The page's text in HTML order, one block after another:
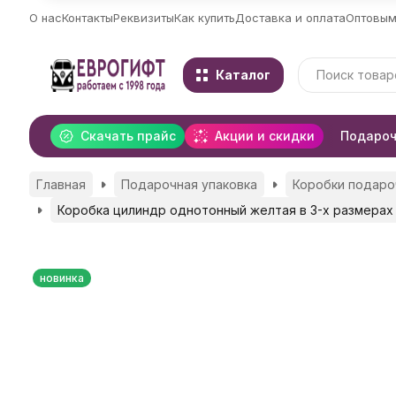
О насКонтактыРеквизитыКак купитьДоставка и оплата
Каталог
Скачать прайс Акции и скидки
Главная Подарочная упаковка Коробки
Коробка цилиндр однотонный желтая в 3-х размерах
новинка